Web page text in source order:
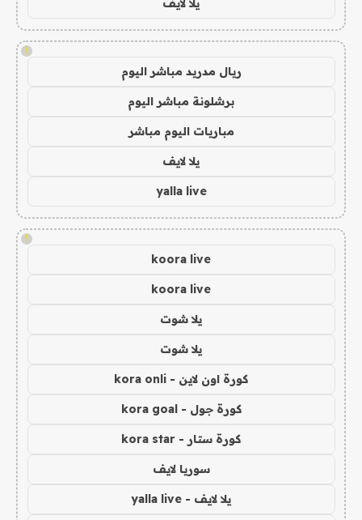
!
ريال مدريد مباشر اليوم
برشلونة مباشر اليوم
مباريات اليوم مباشر
يلا لايف
yalla live
!
koora live
koora live
يلا شوت
يلا شوت
كورة اون لاين - kora onli
كورة جول - kora goal
كورة ستار - kora star
سوريا لايف
يلا لايف - yalla live